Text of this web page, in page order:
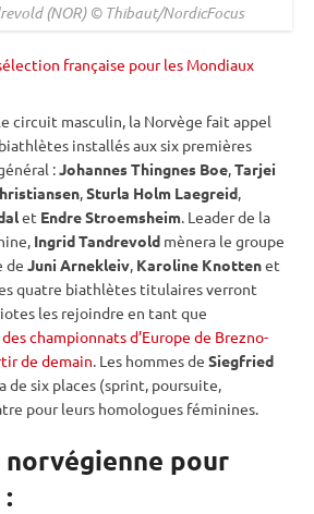
(NOR) © Thibaut/NordicFocus
française pour les Mondiaux
circuit masculin, la Norvège fait appel
installés aux six premières
:Johannes Thingnes Boe,Tarjei
,Sturla Holm Laegreid,
et Endre Stroemsheim. Leader de la
Ingrid Tandrevold mènera le groupe
de Juni Arnekleiv, Karoline Knottenet
quatre biathlètes titulaires verront
les rejoindre en tant que
championnats d’Europe de Brezno-
de demain. Les hommes de Siegfried
de six places (sprint, poursuite,
pour leurs homologues féminines.
pour